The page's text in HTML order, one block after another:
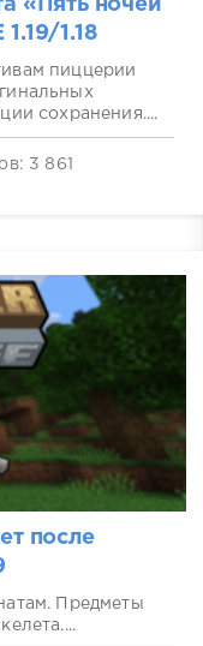
«Пять ночей
1.18
пиццерии
сохранения....
3 861
после
Предметы